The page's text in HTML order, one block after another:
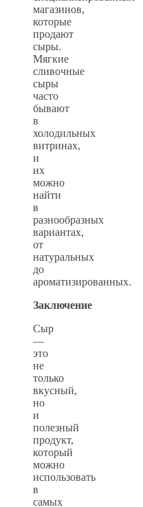
магазинов,
которые
продают
сыры.
Мягкие
сливочные
сыры
часто
бывают
в
холодильных
витринах,
и
их
можно
найти
в
разнообразных
вариантах,
от
натуральных
до
ароматизированных.
Заключение
Сыр
—
это
не
только
вкусный,
но
и
полезный
продукт,
который
можно
использовать
в
самых